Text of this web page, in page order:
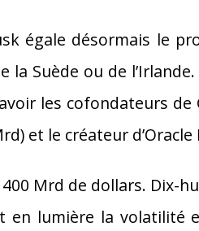
égale désormais le
la Suède ou de
les cofondateurs de
et le créateur
400 Mrd de dollars.
en lumière la volatilité